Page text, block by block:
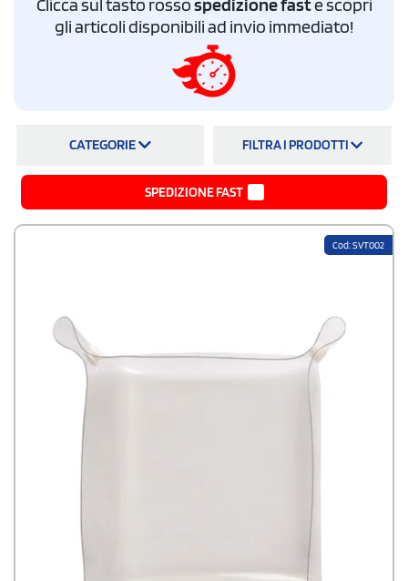
gli articoli disponibili ad invio immediato!
CATEGORIE FILTRA I PRODOTTI
SPEDIZIONE FAST
Cod: SVT002